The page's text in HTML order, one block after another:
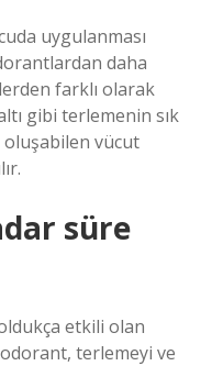
uygulanması
daha
farklı olarak
gibi terlemenin sık
oluşabilen vücut
süre
etkili olan
terlemeyi ve